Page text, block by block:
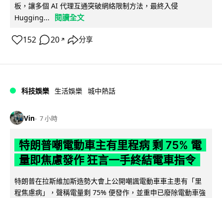
板，讓多個 AI 代理互通突破網絡限制方法，最終入侵
Hugging...
閱讀全文
152 20 ↗ 分享
科技娛樂 生活娛樂 城中熱話
Vin 7 小時
特朗普嘲電動車主有里程病 剩 75% 電
量即焦慮發作 狂言一手終結電車指令
特朗普在拉斯維加斯造勢大會上公開嘲諷電動車車主患有「里
程焦慮病」，聲稱電量剩 75% 便發作，並重申已廢除電動車強